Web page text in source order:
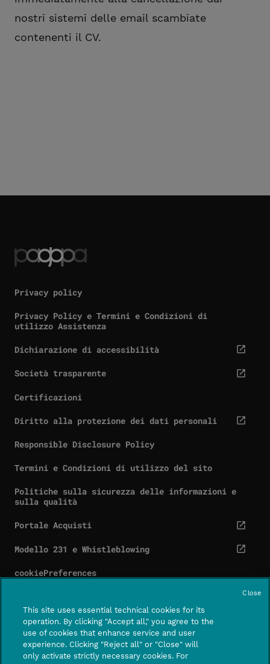
nostri sistemi delle email scambiate
contenenti il CV.
Privacy policy
Privacy Policy e Termini e Condizioni di
utilizzo Assistenza
Dichiarazione di accessibilità
cta.screenReaderExternal
Società trasparente
cta.screenReaderExternal
Certificazioni
Diritto alla protezione dei dati personali
cta.screenReaderExternal
Responsible Disclosure Policy
Termini e Condizioni di utilizzo del sito
Politiche sulla sicurezza delle informazioni e
sulla qualità
Portale Acquisti
cta.screenReaderExternal
Modello 231 e Whistleblowing
cta.screenReaderExternal
cookiePreferences
Contatti Centro assistenza
This site uses essential technical cookies for its
operation. By clicking "Accept all," you agree to the
use of cookies that enhance service and user
experience. Clicking "Reject all" or "Close" will
only activate strictly necessary cookies. For
Close